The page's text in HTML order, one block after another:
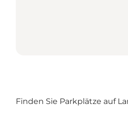
Finden Sie Parkplätze auf